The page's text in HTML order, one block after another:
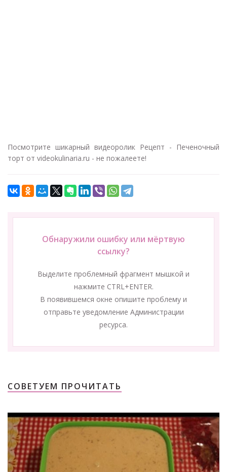
Посмотрите шикарный видеоролик Рецепт - Печеночный
торт от videokulinaria.ru - не пожалеете!
Обнаружили ошибку или мёртвую
ссылку?
Выделите проблемный фрагмент мышкой и
нажмите CTRL+ENTER.
В появившемся окне опишите проблему и
отправьте уведомление Администрации
ресурса.
СОВЕТУЕМ ПРОЧИТАТЬ